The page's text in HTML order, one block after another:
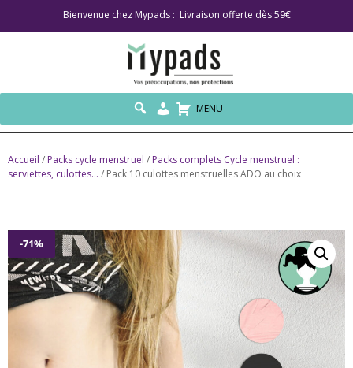
Bienvenue chez Mypads : Livraison offerte dès 59€
MENU
Accueil / Packs cycle menstruel / Packs complets Cycle menstruel :
serviettes, culottes... / Pack 10 culottes menstruelles ADO au choix
-71%